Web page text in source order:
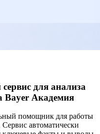
для анализа
Bayer Академия
помощник для работы
автоматически